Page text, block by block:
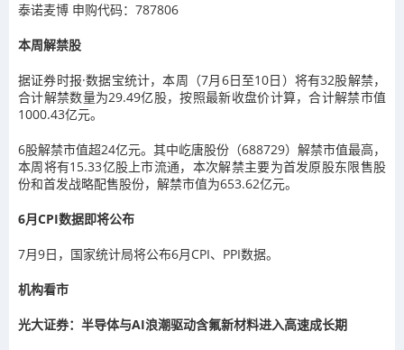
泰诺麦博 申购代码：787806
本周解禁股
据证券时报·数据宝统计，本周（7月6日至10日）将有32股解禁，
合计解禁数量为29.49亿股，按照最新收盘价计算，合计解禁市值
1000.43亿元。
6股解禁市值超24亿元。其中屹唐股份（688729）解禁市值最高，
本周将有15.33亿股上市流通，本次解禁主要为首发原股东限售股
份和首发战略配售股份，解禁市值为653.62亿元。
6月CPI数据即将公布
7月9日，国家统计局将公布6月CPI、PPI数据。
机构看市
光大证券：半导体与AI浪潮驱动含氟新材料进入高速成长期